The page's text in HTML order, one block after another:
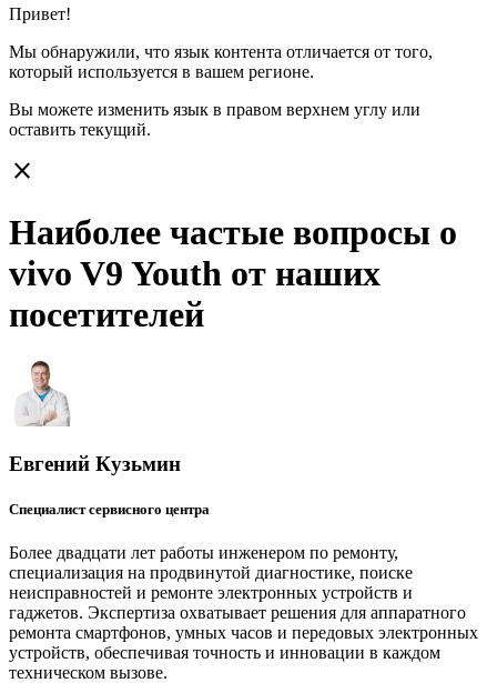
Привет!
Мы обнаружили, что язык контента отличается от того,
который используется в вашем регионе.
Вы можете изменить язык в правом верхнем углу или
оставить текущий.
close
Наиболее частые вопросы о
vivo V9 Youth от наших
посетителей
Евгений Кузьмин
Специалист сервисного центра
Более двадцати лет работы инженером по ремонту,
специализация на продвинутой диагностике, поиске
неисправностей и ремонте электронных устройств и
гаджетов. Экспертиза охватывает решения для аппаратного
ремонта смартфонов, умных часов и передовых электронных
устройств, обеспечивая точность и инновации в каждом
техническом вызове.